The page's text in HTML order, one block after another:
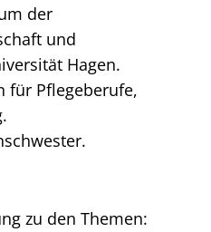
der
und
Hagen.
für Pflegeberufe,
zu den Themen: